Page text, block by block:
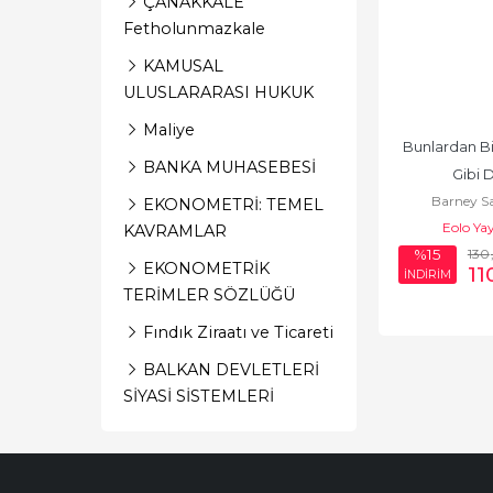
Fetholunmazkale
KAMUSAL
ULUSLARARASI HUKUK
Maliye
BANKA MUHASEBESİ
EKONOMETRİ: TEMEL
KAVRAMLAR
EKONOMETRİK
TERİMLER SÖZLÜĞÜ
Fındık Ziraatı ve Ticareti
BALKAN DEVLETLERİ
SİYASİ SİSTEMLERİ
Bunlardan
Gibi
Barney
Eolo
%15
İNDİRİM
130